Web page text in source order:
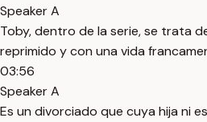
Speaker A
Toby, dentro de la serie, se trata
reprimido y con una vida
03:56
Speaker A
Es un divorciado que cuya hija ni